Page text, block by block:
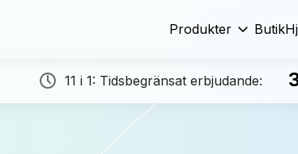
Produkter Butik
11 i 1: Tidsbegränsat erbjudande: